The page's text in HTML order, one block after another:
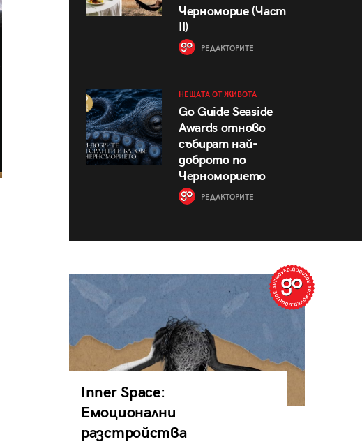
Черноморие (Част
II)
РЕДАКТОРИТЕ
НЕЩАТА ОТ ЖИВОТА
Go Guide Seaside
Awards отново
събират най-
доброто по
Черноморието
РЕДАКТОРИТЕ
Inner Space:
Емоционални
разстройства